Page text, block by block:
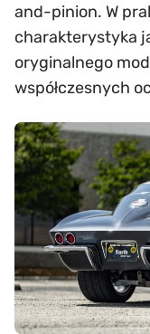
and-pinion. W
charakterystyka
oryginalnego
współczesnych